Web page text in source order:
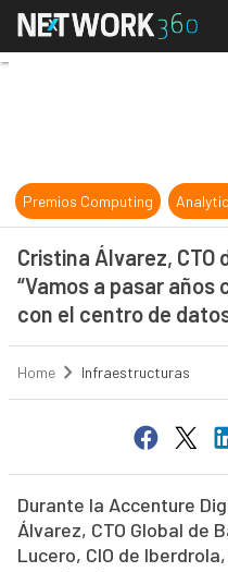
Premios Computing
Cristina Álvarez, CTO
“Vamos a pasar
con el centro de
Home Infraestructuras
Durante la Accenture
Álvarez, CTO Global de
Lucero, CIO de